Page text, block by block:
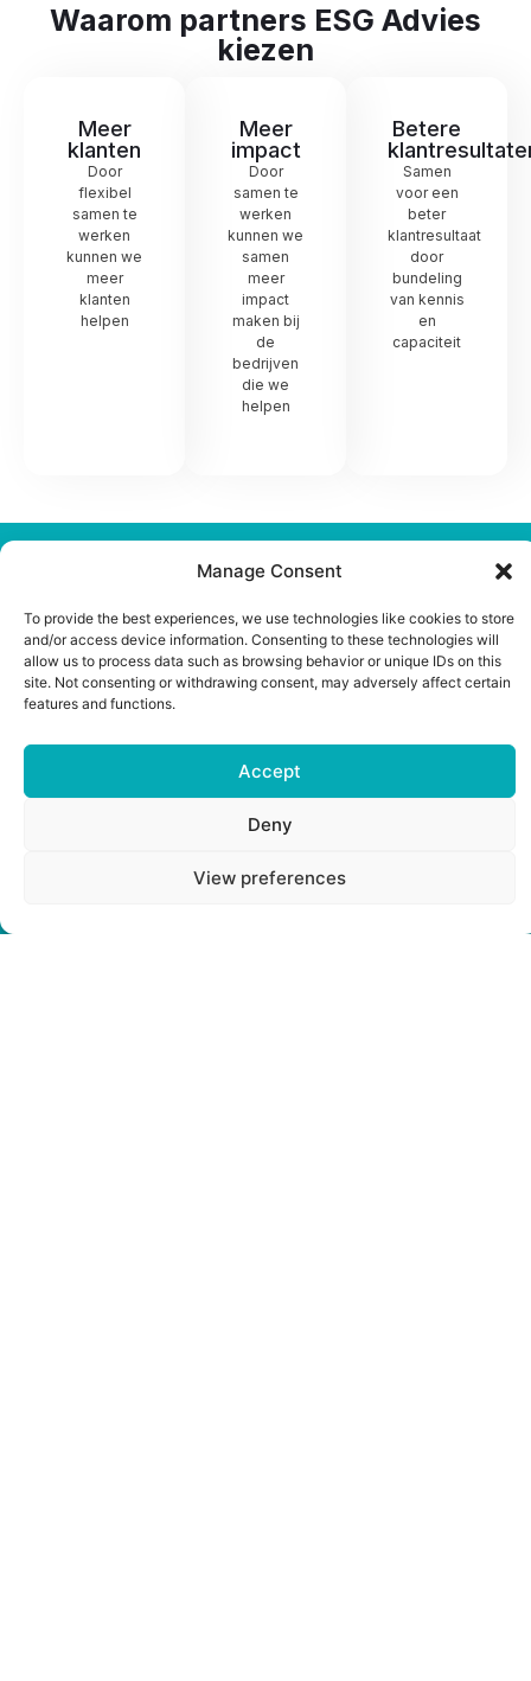
Manage Consent
To provide the best experiences, we use technologies like cookies to store
and/or access device information. Consenting to these technologies will
allow us to process data such as browsing behavior or unique IDs on this
site. Not consenting or withdrawing consent, may adversely affect certain
features and functions.
Accept
Deny
View preferences
Waarom partners ESG Advies
kiezen
Meer
klanten
Door
flexibel
samen te
werken
kunnen we
meer
klanten
helpen
Meer
impact
Door
samen te
werken
kunnen we
samen
meer
impact
maken bij
de
bedrijven
die we
helpen
Betere
Samen
voor een
beter
klantresultaat
door
bundeling
van kennis
en
capaciteit
Samen aan de slag voor een betere klantbediening